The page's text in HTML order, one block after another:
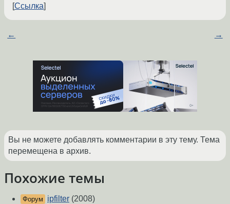
Ссылка
← →
Вы не можете добавлять комментарии в эту тему. Тема
перемещена в архив.
Похожие темы
Форум ipfilter (2008)